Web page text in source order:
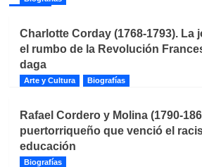
Charlotte Corday (1768-1793). La
el rumbo de la Revolución
daga
Arte y Cultura Biografías
Rafael Cordero y Molina (1790-
puertorriqueño que venció el
educación
Biografías